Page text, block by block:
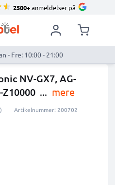
2500+anmeldelser på
- Fre: 10:00 - 21:00
NV-GX7, AG-
Z10000 ... mere
Artikelnummer: 200702